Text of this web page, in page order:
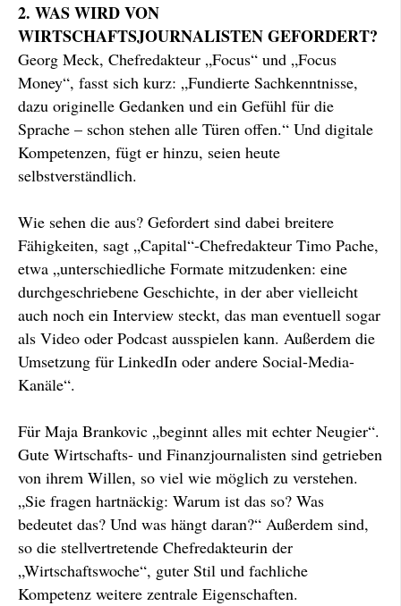
2. WAS WIRD VON
WIRTSCHAFTSJOURNALISTEN GEFORDERT?
Georg Meck, Chefredakteur „Focus“ und „Focus
Money“, fasst sich kurz: „Fundierte Sachkenntnisse,
dazu originelle Gedanken und ein Gefühl für die
Sprache – schon stehen alle Türen offen.“ Und digitale
Kompetenzen, fügt er hinzu, seien heute
selbstverständlich.
Wie sehen die aus? Gefordert sind dabei breitere
Fähigkeiten, sagt „Capital“-Chefredakteur Timo Pache,
etwa „unterschiedliche Formate mitzudenken: eine
durchgeschriebene Geschichte, in der aber vielleicht
auch noch ein Interview steckt, das man eventuell sogar
als Video oder Podcast ausspielen kann. Außerdem die
Umsetzung für LinkedIn oder andere Social-Media-
Kanäle“.
Für Maja Brankovic „beginnt alles mit echter Neugier“.
Gute Wirtschafts- und Finanzjournalisten sind getrieben
von ihrem Willen, so viel wie möglich zu verstehen.
„Sie fragen hartnäckig: Warum ist das so? Was
bedeutet das? Und was hängt daran?“ Außerdem sind,
so die stellvertretende Chefredakteurin der
„Wirtschaftswoche“, guter Stil und fachliche
Kompetenz weitere zentrale Eigenschaften.